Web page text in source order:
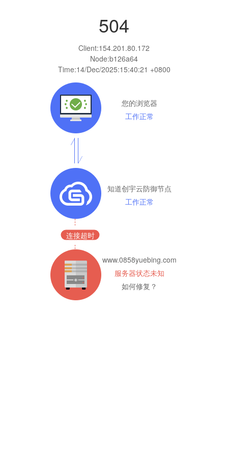
504
Client:154.201.80.172
Node:b126a64
Time:14/Dec/2025:15:40:21 +0800
您的浏览器
工作正常
知道创宇云防御节点
工作正常
连接超时
www.0858yuebing.com
服务器状态未知
如何修复？